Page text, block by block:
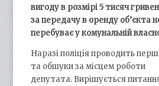
вигоду в розмірі 5 тисяч
за передачу в оренду об’єкта
перебуває у комунальній
Наразі поліція проводить
та обшуки за місцем роботи
депутата. Вирішується